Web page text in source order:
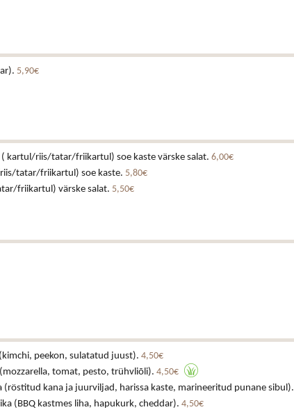
5,90€
kartul/riis/tatar/friikartul) soe kaste värske salat. 6,00€
tatar/friikartul) soe kaste. 5,80€
friikartul) värske salat. 5,50€
peekon, sulatatud juust). 4,50€
tomat, pesto, trühvliõli). 4,50€
(röstitud kana ja juurviljad, harissa kaste, marineeritud punane sibul).
(BBQ kastmes liha, hapukurk, cheddar). 4,50€